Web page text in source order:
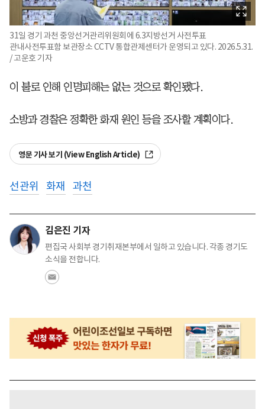
31일 경기 과천 중앙선거관리위원회에 6.3지방선거 사전투표
관내사전투표함 보관장소 CCTV 통합관제센터가 운영되고 있다. 2026.5.31.
/ 고운호 기자
이 불로 인해 인명피해는 없는 것으로 확인됐다.
소방과 경찰은 정확한 화재 원인 등을 조사할 계획이다.
영문 기사 보기 (View English Article)
선관위 화재 과천
김은진 기자
편집국 사회부 경기취재본부에서 일하고 있습니다. 각종 경기도
소식을 전합니다.